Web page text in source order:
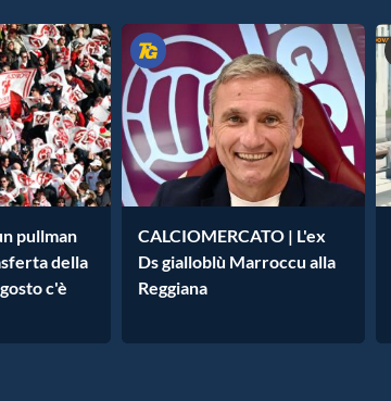
pullman
della
c'è
CALCIOMERCATO | L'ex
Ds gialloblù Marroccu alla
Reggiana